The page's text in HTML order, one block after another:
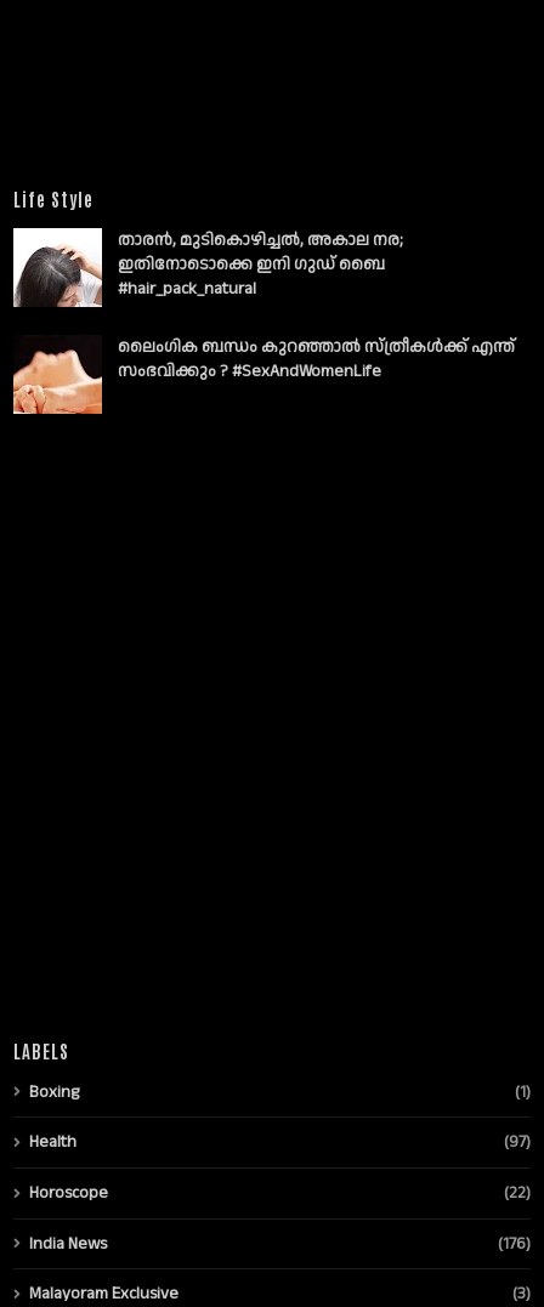
Life Style
താരൻ, മുടികൊഴിച്ചൽ, അകാല നര;
ഇതിനോടൊക്കെ ഇനി ഗുഡ് ബൈ
#hair_pack_natural
ലൈംഗിക ബന്ധം കുറഞ്ഞാല്‍ സ്ത്രീകള്‍ക്ക് എന്ത്
സംഭവിക്കും ? #SexAndWomenLife
LABELS
Boxing (1)
Health (97)
Horoscope (22)
India News (176)
Malayoram Exclusive (3)